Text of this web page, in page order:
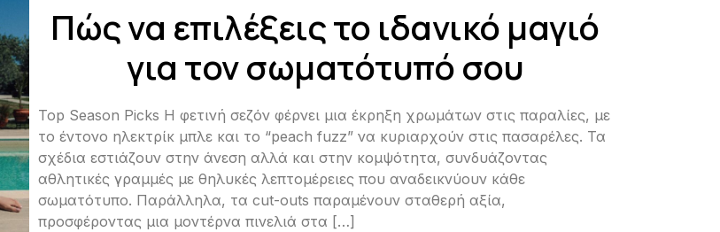
Πώς να επιλέξεις το ιδανικό μαγιό
για τον σωματότυπό σου
Top Season Picks Η φετινή σεζόν φέρνει μια έκρηξη χρωμάτων στις παραλίες, με
το έντονο ηλεκτρίκ μπλε και το “peach fuzz” να κυριαρχούν στις πασαρέλες. Τα
σχέδια εστιάζουν στην άνεση αλλά και στην κομψότητα, συνδυάζοντας
αθλητικές γραμμές με θηλυκές λεπτομέρειες που αναδεικνύουν κάθε
σωματότυπο. Παράλληλα, τα cut-outs παραμένουν σταθερή αξία,
προσφέροντας μια μοντέρνα πινελιά στα […]